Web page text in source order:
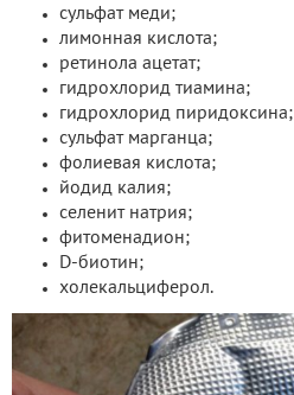
сульфат меди;
лимонная кислота;
ретинола ацетат;
гидрохлорид тиамина;
гидрохлорид пиридоксина;
сульфат марганца;
фолиевая кислота;
йодид калия;
селенит натрия;
фитоменадион;
D-биотин;
холекальциферол.